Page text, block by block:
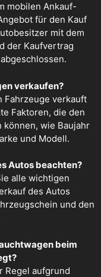
mobilen Ankauf-
für den Kauf
mit dem
der Kaufvertrag
verkaufen?
Fahrzeuge verkauft
Faktoren, die den
wie Baujahr
und Modell.
Autos beachten?
alle wichtigen
des Autos
und den
beim
Regel aufgrund